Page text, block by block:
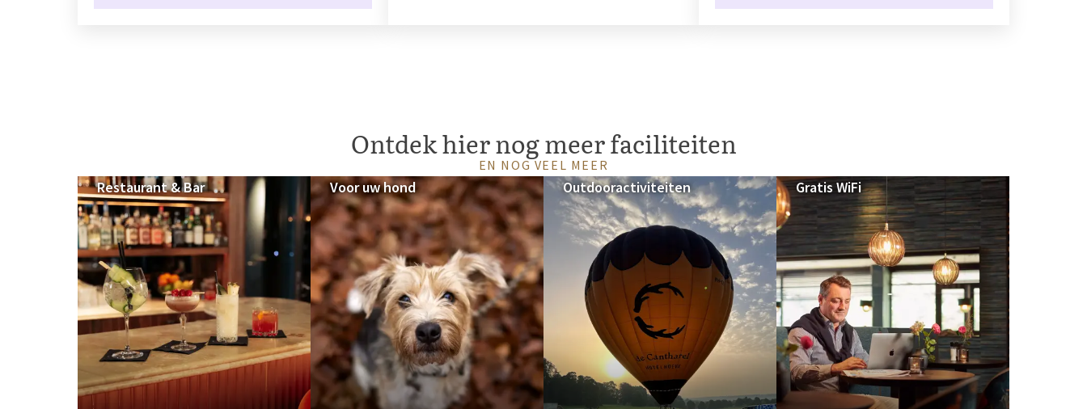
Ontdek hier nog meer faciliteiten
EN NOG VEEL MEER
Restaurant & Bar Voor uw hond Outdooractiviteiten Gratis WiFi